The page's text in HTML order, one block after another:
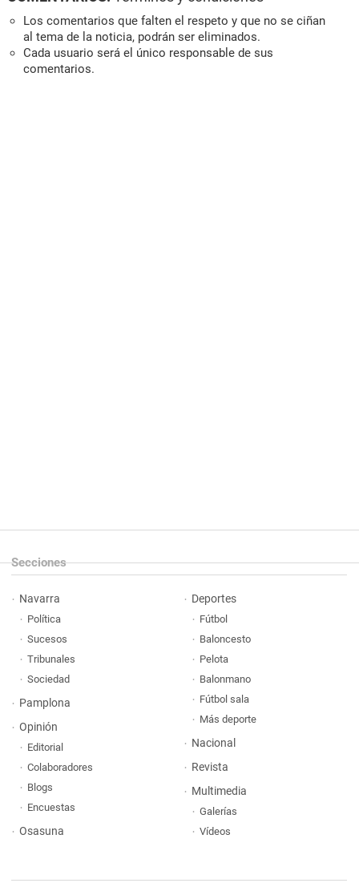
Los comentarios que falten el respeto y que no se ciñan
al tema de la noticia, podrán ser eliminados.
Cada usuario será el único responsable de sus
comentarios.
Secciones
Navarra
Política
Sucesos
Tribunales
Sociedad
Pamplona
Opinión
Editorial
Colaboradores
Blogs
Encuestas
Osasuna
Deportes
Fútbol
Baloncesto
Pelota
Balonmano
Fútbol sala
Más deporte
Nacional
Revista
Multimedia
Galerías
Vídeos